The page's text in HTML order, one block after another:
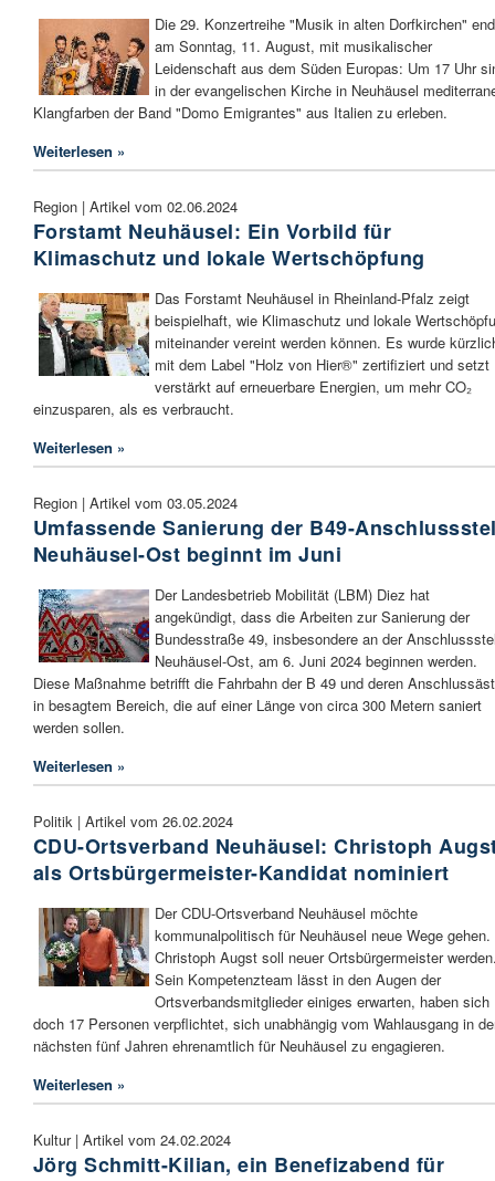
Die 29. Konzertreihe "Musik in alten Dorfkirchen"
am Sonntag, 11. August, mit musikalischer
Leidenschaft aus dem Süden Europas: Um 17 Uhr
in der evangelischen Kirche in Neuhäusel
Klangfarben der Band "Domo Emigrantes" aus Italien zu erleben.
Weiterlesen »
Region | Artikel vom 02.06.2024
Forstamt Neuhäusel: Ein Vorbild für
Klimaschutz und lokale Wertschöpfung
Das Forstamt Neuhäusel in Rheinland-Pfalz zeigt
beispielhaft, wie Klimaschutz und lokale
miteinander vereint werden können. Es wurde
mit dem Label "Holz von Hier®" zertifiziert und setzt
verstärkt auf erneuerbare Energien, um mehr CO₂
einzusparen, als es verbraucht.
Weiterlesen »
Region | Artikel vom 03.05.2024
Umfassende Sanierung der B49-
Neuhäusel-Ost beginnt im Juni
Der Landesbetrieb Mobilität (LBM) Diez hat
angekündigt, dass die Arbeiten zur Sanierung der
Bundesstraße 49, insbesondere an der
Neuhäusel-Ost, am 6. Juni 2024 beginnen werden.
Diese Maßnahme betrifft die Fahrbahn der B 49 und deren
in besagtem Bereich, die auf einer Länge von circa 300 Metern saniert
werden sollen.
Weiterlesen »
Politik | Artikel vom 26.02.2024
CDU-Ortsverband Neuhäusel: Christoph
als Ortsbürgermeister-Kandidat nominiert
Der CDU-Ortsverband Neuhäusel möchte
kommunalpolitisch für Neuhäusel neue Wege gehen.
Christoph Augst soll neuer Ortsbürgermeister
Sein Kompetenzteam lässt in den Augen der
Ortsverbandsmitglieder einiges erwarten, haben sich
doch 17 Personen verpflichtet, sich unabhängig vom Wahlausgang in
nächsten fünf Jahren ehrenamtlich für Neuhäusel zu engagieren.
Weiterlesen »
Kultur | Artikel vom 24.02.2024
Jörg Schmitt-Kilian, ein Benefizabend für